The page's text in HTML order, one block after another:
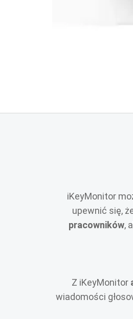
iKeyMonitor
upewnić się,
pracowników,
Z iKeyMonitor
wiadomości